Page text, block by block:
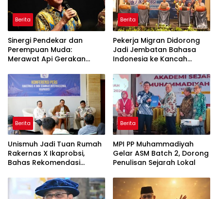
Berita
Sinergi Pendekar dan
Perempuan Muda:
Merawat Api Gerakan
Berita
Pekerja Migran Didorong
Jadi Jembatan Bahasa
Indonesia ke Kancah
Berita
Unismuh Jadi Tuan Rumah
Rakernas X Ikaprobsi,
Bahas Rekomendasi
Indonesia di Tingkat
Global
Berita
MPI PP Muhammadiyah
Gelar ASM Batch 2, Dorong
Penulisan Sejarah Lokal